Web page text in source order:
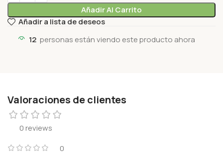
Añadir Al Carrito
Añadir a lista de deseos
12 personas están viendo este producto ahora
Valoraciones de clientes
0 reviews
0